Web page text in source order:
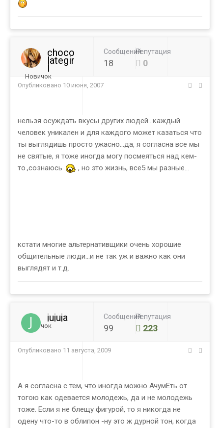
choco
lategir
l
Новичок
Сообщений
18
Репутация
0
Опубликовано 10 июня, 2007
нельзя осуждать вкусы других людей...каждый
человек уникален и для каждого может казаться что
ты выглядишь просто ужасно...да, я согласна все мы
не святые, я тоже иногда могу посмеяться над кем-
то.,сознаюсь
, но это жизнь, все5 мы разные...
кстати многие альтернативщики очень хорошие
общительные люди...и не так уж и важно как они
выглядят и т.д.
jujuja
Новичок
Сообщений
99
Репутация
223
Опубликовано 11 августа, 2009
А я согласна с тем, что иногда можно АчумЕть от
тогою как одевается молодежь, да и не молодежь
тоже. Если я не блещу фигурой, то я никогда не
одену что-то в облипон -ну это ж дурной тон, когда